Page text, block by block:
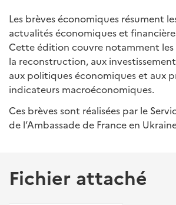
Les brèves économiques résument
actualités économiques et
Cette édition couvre notamment les
la reconstruction, aux
aux politiques économiques et aux
indicateurs macroéconomiques.
Ces brèves sont réalisées par le
de l’Ambassade de France en
Fichier attaché